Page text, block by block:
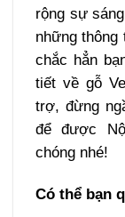
rộng sự
những thông
chắc hẳn
tiết về gỗ
trợ, đừng
để được
chóng nhé!
Có thể bạn